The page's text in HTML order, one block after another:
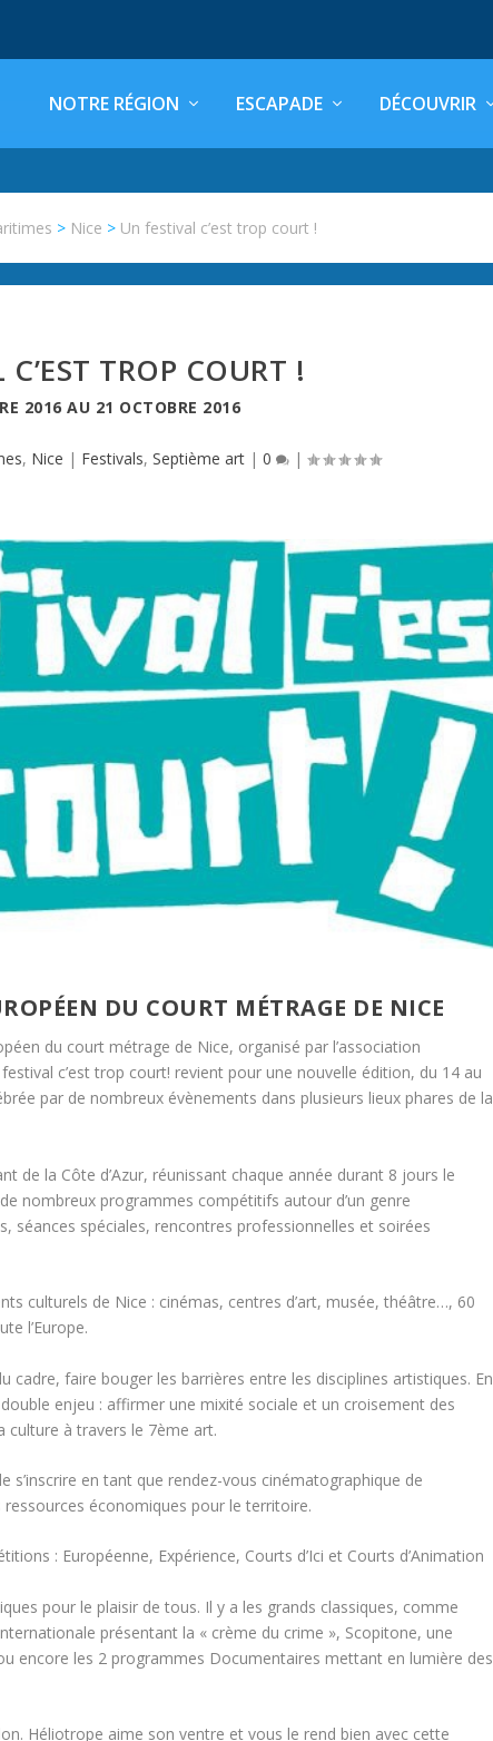
NOTRE RÉGION ESCAPADE DÉCOUVRIR
> Nice > Un festival c’est trop court !
TROP COURT !
2016 AU 21 OCTOBRE 2016
, Nice | Festivals,Septième art |0 |
DU COURT MÉTRAGE DE NICE
du court métrage de Nice, organisé par l’association
c’est trop court! revient pour une nouvelle édition, du 14 au
par de nombreux évènements dans plusieurs lieux phares de la
de la Côte d’Azur, réunissant chaque année durant 8 jours le
nombreux programmes compétitifs autour d’un genre
séances spéciales, rencontres professionnelles et soirées
culturels de Nice : cinémas, centres d’art, musée, théâtre…, 60
l’Europe.
faire bouger les barrières entre les disciplines artistiques. En
enjeu : affirmer une mixité sociale et un croisement des
culture à travers le 7ème art.
s’inscrire en tant que rendez-vous cinématographique de
économiques pour le territoire.
: Européenne, Expérience, Courts d’Ici et Courts d’Animation
pour le plaisir de tous. Il y a les grands classiques, comme
présentant la « crème du crime », Scopitone, une
encore les 2 programmes Documentaires mettant en lumière des
Héliotrope aime son ventre et vous le rend bien avec cette